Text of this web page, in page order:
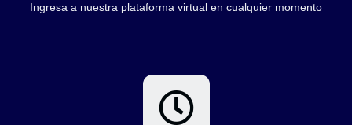
Ingresa a nuestra plataforma virtual en cualquier momento